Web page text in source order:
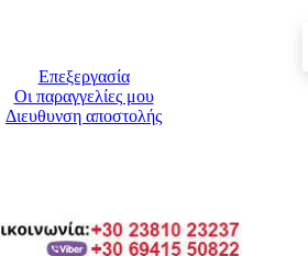
Επεξεργασία
Οι παραγγελίες μου
Διευθυνση αποστολής